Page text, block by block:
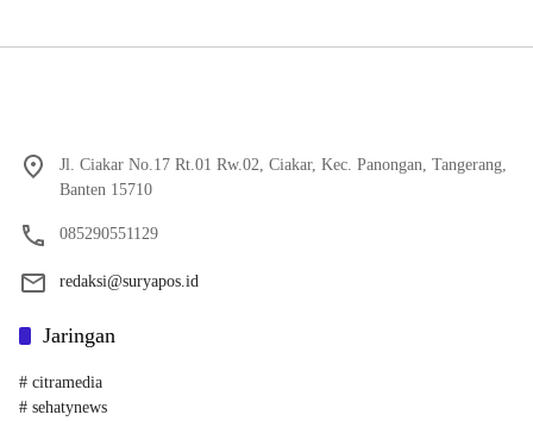
Jl. Ciakar No.17 Rt.01 Rw.02, Ciakar, Kec. Panongan, Tangerang,
Banten 15710
085290551129
redaksi@suryapos.id
Jaringan
# citramedia
# sehatynews